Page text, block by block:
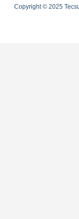
Copyright © 2025